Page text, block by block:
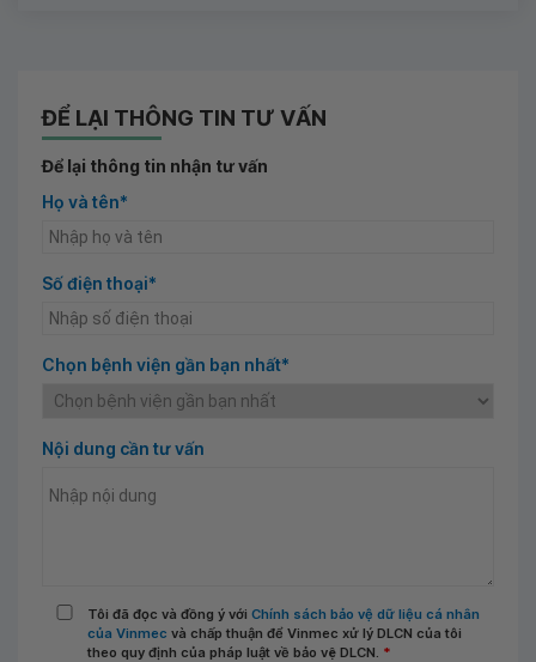
ĐỂ LẠI THÔNG TIN TƯ VẤN
Để lại thông tin nhận tư vấn
Họ và tên*
Số điện thoại*
Chọn bệnh viện gần bạn nhất*
Nội dung cần tư vấn
Tôi đã đọc và đồng ý với Chính sách bảo vệ dữ liệu cá nhân
của Vinmec và chấp thuận để Vinmec xử lý DLCN của tôi
theo quy định của pháp luật về bảo vệ DLCN. *